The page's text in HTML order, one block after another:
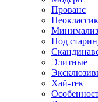
Прованс
Под
Элитные
Хай-тек